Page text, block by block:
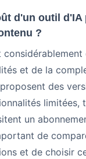
d'un outil d'IA
?
et de la
des
limitées,
un
de
et de choisir